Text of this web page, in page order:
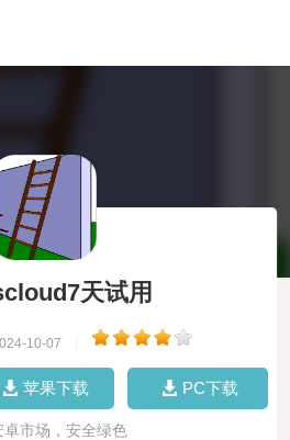
天试用
10-07
苹果下载 PC下载
卓市场，安全绿色